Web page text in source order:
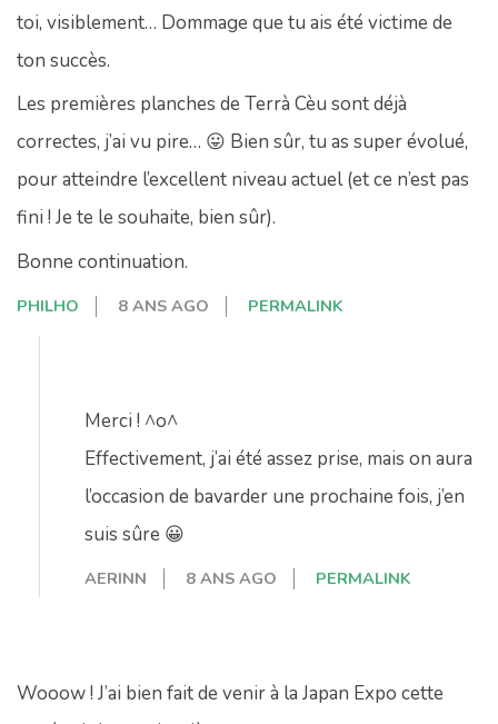
toi, visiblement… Dommage que tu ais été victime de
ton succès.
Les premières planches de Terrà Cèu sont déjà
correctes, j’ai vu pire… 😛 Bien sûr, tu as super évolué,
pour atteindre l’excellent niveau actuel (et ce n’est pas
fini ! Je te le souhaite, bien sûr).
Bonne continuation.
PHILHO 8 ANS AGO PERMALINK
Merci ! ^o^
Effectivement, j’ai été assez prise, mais on aura
l’occasion de bavarder une prochaine fois, j’en
suis sûre 😀
AERINN 8 ANS AGO PERMALINK
Wooow ! J’ai bien fait de venir à la Japan Expo cette